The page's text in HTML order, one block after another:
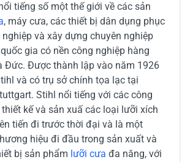
tiếng số một thế giới về các sản
, máy cưa, các thiết bị dân dụng phục
và xây dựng chuyên nghiệp
gia có nền công nghiệp hàng
Đức. Được thành lập vào năm 1926
và có trụ sở chính tọa lạc tại
Stihl nổi tiếng với các công
kế và sản xuấ các loại lưỡi xích
tiến đi trước thời đại và là một
hiệu đi đầu trong sản xuất và
bị sản phẩm lưỡi cưa đa năng, với